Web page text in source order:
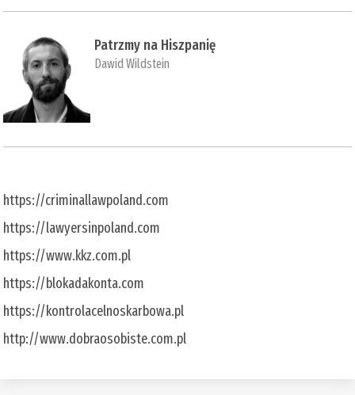
Patrzmy na Hiszpanię
Dawid Wildstein
https://criminallawpoland.com
https://lawyersinpoland.com
https://www.kkz.com.pl
https://blokadakonta.com
https://kontrolacelnoskarbowa.pl
http://www.dobraosobiste.com.pl